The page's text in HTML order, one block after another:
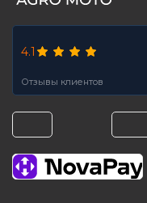
4.1
Отзывы клиентов